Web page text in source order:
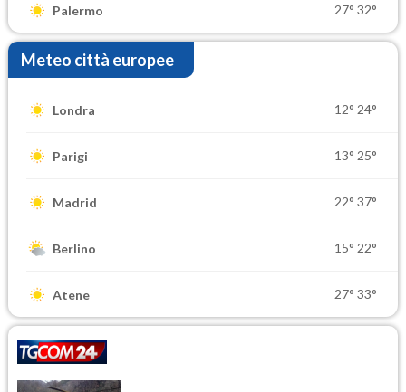
Palermo 27° 32°
Meteo città europee
Londra 12° 24°
Parigi 13° 25°
Madrid 22° 37°
Berlino 15° 22°
Atene 27° 33°